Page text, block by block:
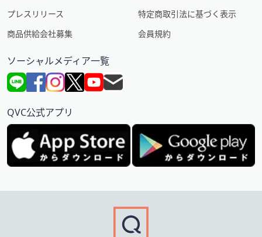
プレスリリース
商品供給会社募集
特定商取引法に基づく表示
会員規約
ソーシャルメディア一覧
QVC公式アプリ